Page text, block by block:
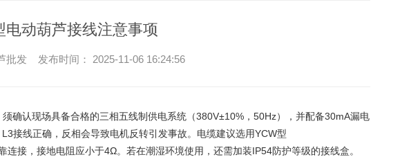
电动葫芦接线注意事项
批发 发布时间： 2025-11-06 16:24:56
确认现场具备合格的三相五线制供电系统（380V±10%，50Hz），并配备30mA漏电
接线正确，反相会导致电机反转引发事故。电缆建议选用YCW型
接，接地电阻应小于4Ω。若在潮湿环境使用，还需加装IP54防护等级的接线盒。